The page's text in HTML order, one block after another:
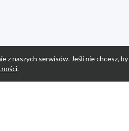
z naszych serwisów. Jeśli nie chcesz,
.